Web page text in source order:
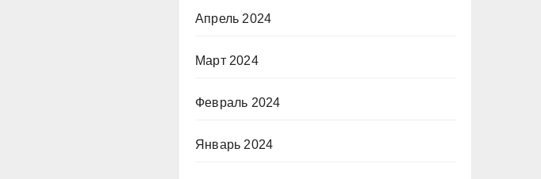
Апрель 2024
Март 2024
Февраль 2024
Январь 2024